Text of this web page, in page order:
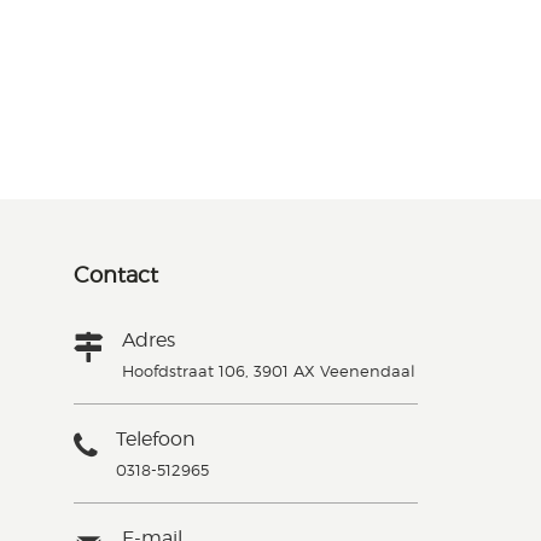
Contact
Adres
Hoofdstraat 106, 3901 AX Veenendaal
Telefoon
0318-512965